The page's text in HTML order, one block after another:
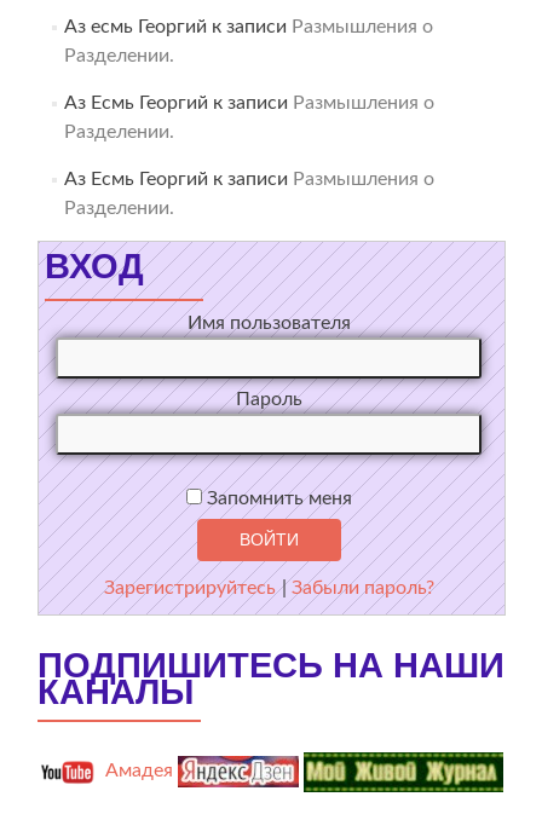
Аз есмь Георгий к записи Размышления о
Разделении.
Аз Есмь Георгий к записи Размышления о
Разделении.
Аз Есмь Георгий к записи Размышления о
Разделении.
ВХОД
Имя пользователя
Пароль
Запомнить меня
Зарегистрируйтесь |Забыли пароль?
ПОДПИШИТЕСЬ НА НАШИ
КАНАЛЫ
Амадея